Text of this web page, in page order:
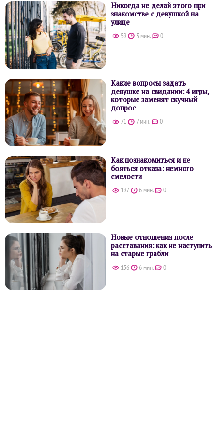
Никогда не делай этого при
знакомстве с девушкой на
улице
59 5 мин. 0
Какие вопросы задать
девушке на свидании: 4 игры,
которые заменят скучный
допрос
71 7 мин. 0
Как познакомиться и не
бояться отказа: немного
смелости
197 6 мин. 0
Новые отношения после
расставания: как не наступить
на старые грабли
156 6 мин. 0